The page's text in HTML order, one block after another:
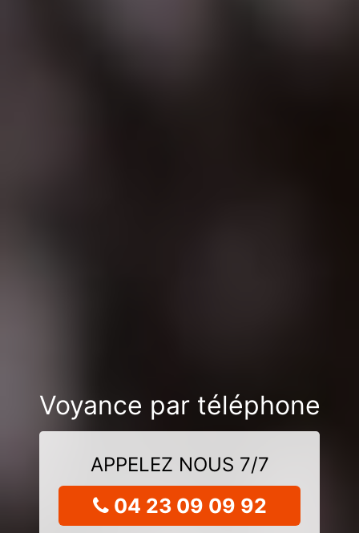
Voyance par téléphone
APPELEZ NOUS 7/7
04 23 09 09 92